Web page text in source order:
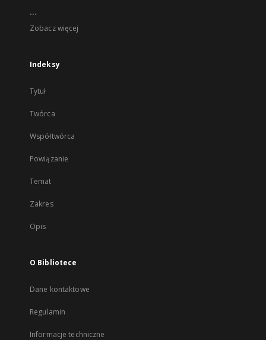
...
Zobacz więcej
Indeksy
Tytuł
Twórca
Współtwórca
Powiązanie
Temat
Zakres
Opis
O Bibliotece
Dane kontaktowe
Regulamin
Informacje techniczne